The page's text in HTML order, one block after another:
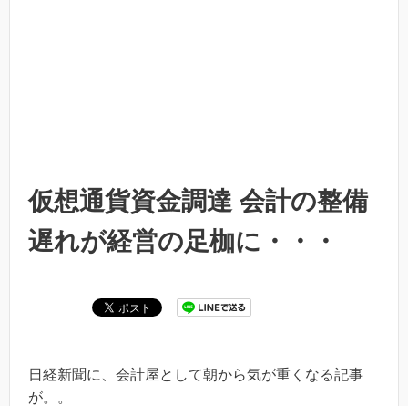
仮想通貨資金調達 会計の整備
遅れが経営の足枷に・・・
日経新聞に、会計屋として朝から気が重くなる記事
が。。